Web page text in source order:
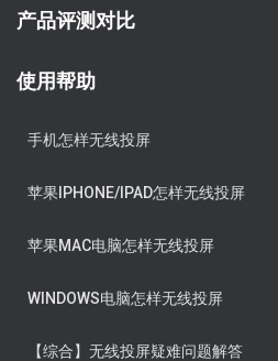
产品评测对比
使用帮助
手机怎样无线投屏
苹果IPHONE/IPAD怎样无线投屏
苹果MAC电脑怎样无线投屏
WINDOWS电脑怎样无线投屏
【综合】无线投屏疑难问题解答